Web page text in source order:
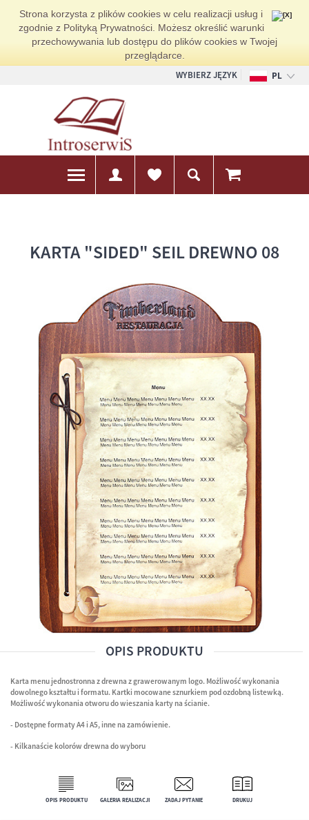
Strona korzysta z plików cookies w celu realizacji usług i
zgodnie z Polityką Prywatności. Możesz określić warunki
przechowywania lub dostępu do plików cookies w Twojej
przeglądarce.
WYBIERZ JĘZYK
PL
KARTA "SIDED" SEIL DREWNO 08
OPIS PRODUKTU
Karta menu jednostronna z drewna z grawerowanym logo. Możliwość wykonania
dowolnego kształtu i formatu. Kartki mocowane sznurkiem pod ozdobną listewką.
Możliwość wykonania otworu do wieszania karty na ścianie.
- Dostępne formaty A4 i A5, inne na zamówienie.
- Kilkanaście kolorów drewna do wyboru
OPIS PRODUKTU GALERIA REALIZACJI ZADAJ PYTANIE DRUKUJ